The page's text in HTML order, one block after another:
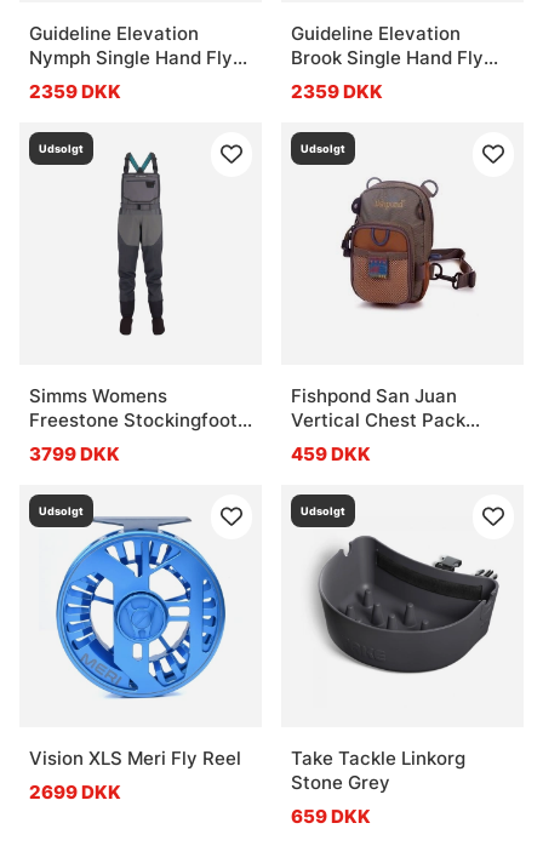
Guideline Elevation
Nymph Single Hand Fly
Rod
2359 DKK
Guideline Elevation
Brook Single Hand Fly
Rod
2359 DKK
Udsolgt
Simms Womens
Freestone Stockingfoot
Slate SS
3799 DKK
Udsolgt
Fishpond San Juan
Vertical Chest Pack
Sand Saddle Brown
459 DKK
Udsolgt
Vision XLS Meri Fly Reel
2699 DKK
Udsolgt
Take Tackle Linkorg
Stone Grey
659 DKK